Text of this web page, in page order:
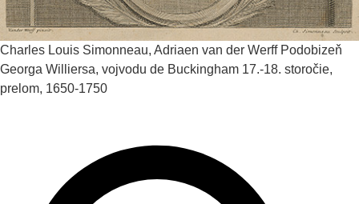
Charles Louis Simonneau, Adriaen van der Werff Podobizeň
Georga Williersa, vojvodu de Buckingham 17.-18. storočie,
prelom, 1650-1750